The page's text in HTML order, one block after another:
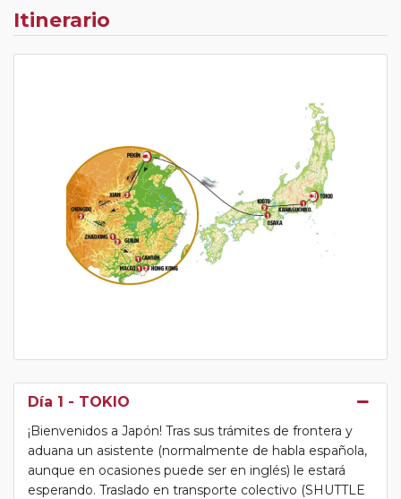
Itinerario
Día 1 - TOKIO
¡Bienvenidos a Japón! Tras sus trámites de frontera y
aduana un asistente (normalmente de habla española,
aunque en ocasiones puede ser en inglés) le estará
esperando. Traslado en transporte colectivo (SHUTTLE